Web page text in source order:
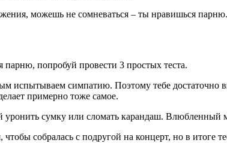
можешь не сомневаться – ты нравишься парню.
попробуй провести 3 простых теста.
симпатию. Поэтому тебе достаточно
примерно тоже самое.
сумку или сломать карандаш. Влюбленный
собралась с подругой на концерт, но в итоге